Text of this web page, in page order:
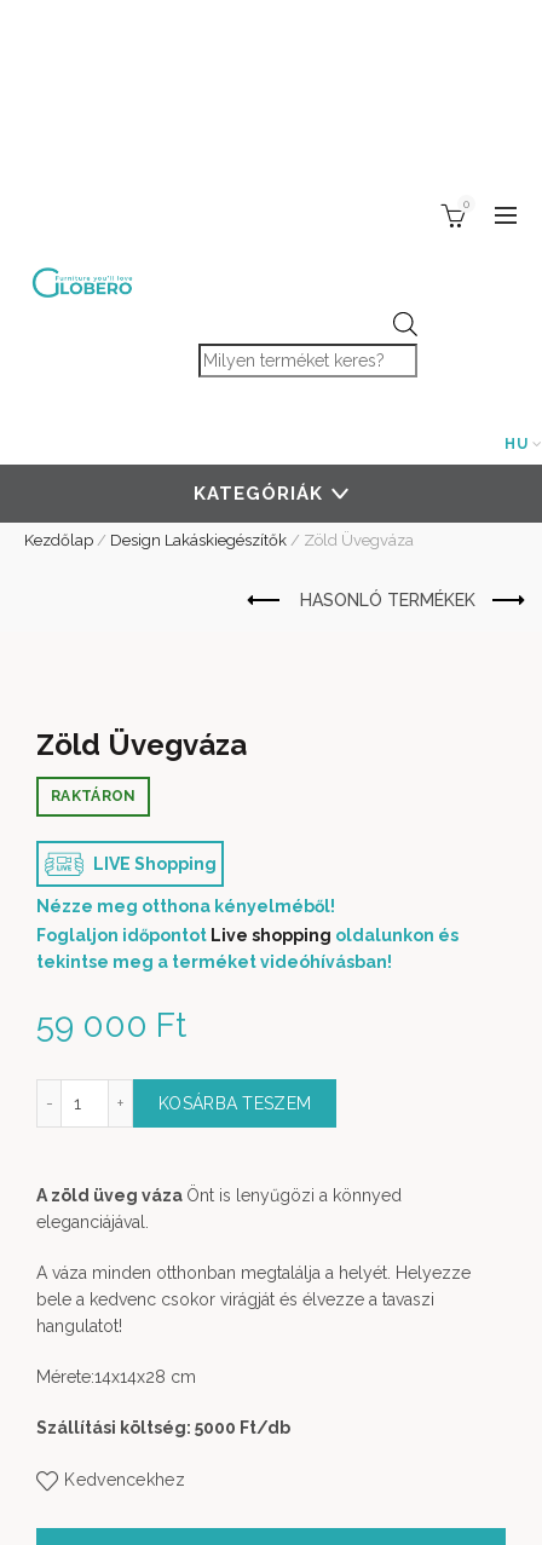
Products search
0
HU
KATEGÓRIÁK
Kezdőlap / Design Lakáskiegészítők / Zöld Üvegváza
Zöld Üvegváza
59 000 Ft
RAKTÁRON
LIVE Shopping
Nézze meg otthona kényelméből!
Foglaljon időpontot Live shopping oldalunkon és
tekintse meg a terméket videóhívásban!
Üvegváza mennyiség
KOSÁRBA TESZEM
A zöld üveg váza Önt is lenyűgözi a könnyed
eleganciájával.
A váza minden otthonban megtalálja a helyét. Helyezze
bele a kedvenc csokor virágját és élvezze a tavaszi
hangulatot!
Mérete:14x14x28 cm
Szállítási költség: 5000 Ft/db
Kedvencekhez